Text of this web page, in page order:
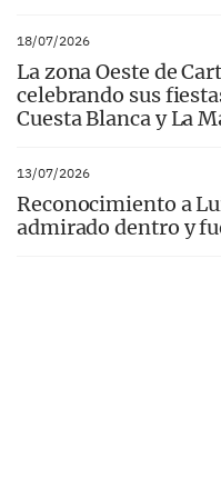
18/07/2026
La zona Oeste de
celebrando sus
Cuesta Blanca y La
13/07/2026
Reconocimiento a
admirado dentro y